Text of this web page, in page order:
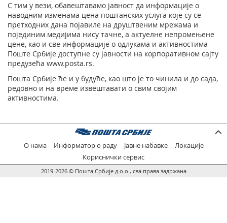
С тим у вези, обавештавамо јавност да информације о
наводним изменама цена поштанских услуга које су се
претходних дана појавиле на друштвеним мрежама и
појединим медијима нису тачне, а актуелне непромењене
цене, као и све информације о одлукама и активностима
Поште Србије доступне су јавности на корпоративном сајту
предузећа www.posta.rs.
Пошта Србије ће и у будуће, као што је то чинила и до сада,
редовно и на време извештавати о свим својим
активностима.
О нама Информатор о раду Јавне набавке
Локације
Кориснички сервис
2019-2026 © Пошта Србије д.о.о., сва права задржана